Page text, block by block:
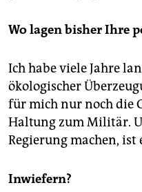
Wo lagen bisher Ihre
Ich habe viele Jahre
ökologischer
für mich nur noch die
Haltung zum Militär.
Regierung machen, ist
Inwiefern?